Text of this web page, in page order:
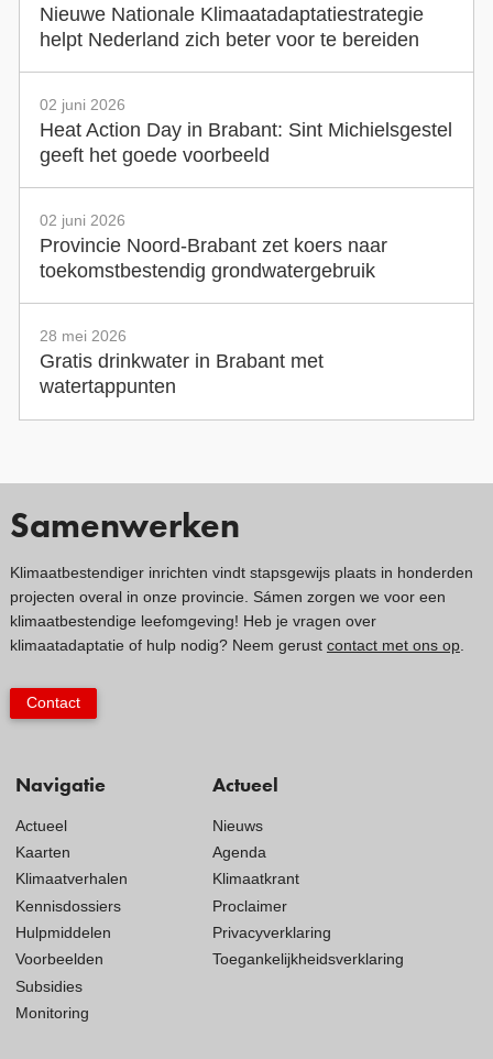
Nieuwe Nationale Klimaatadaptatiestrategie
helpt Nederland zich beter voor te bereiden
02 juni 2026
Heat Action Day in Brabant: Sint Michielsgestel
geeft het goede voorbeeld
02 juni 2026
Provincie Noord-Brabant zet koers naar
toekomstbestendig grondwatergebruik
28 mei 2026
Gratis drinkwater in Brabant met
watertappunten
Navigatie
Actueel
Kaarten
Klimaatverhalen
Kennisdossiers
Hulpmiddelen
Voorbeelden
Subsidies
Monitoring
Actueel
Nieuws
Agenda
Klimaatkrant
Proclaimer
Privacyverklaring
Toegankelijkheidsverklaring
Samenwerken
Klimaatbestendiger inrichten vindt stapsgewijs plaats in honderden
projecten overal in onze provincie. Sámen zorgen we voor een
klimaatbestendige leefomgeving! Heb je vragen over
klimaatadaptatie of hulp nodig? Neem gerust contact met ons op.
Contact